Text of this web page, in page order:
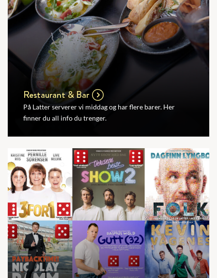
Restaurant & Bar
På Latter serverer vi middag og har flere barer. Her
finner du all info du trenger.